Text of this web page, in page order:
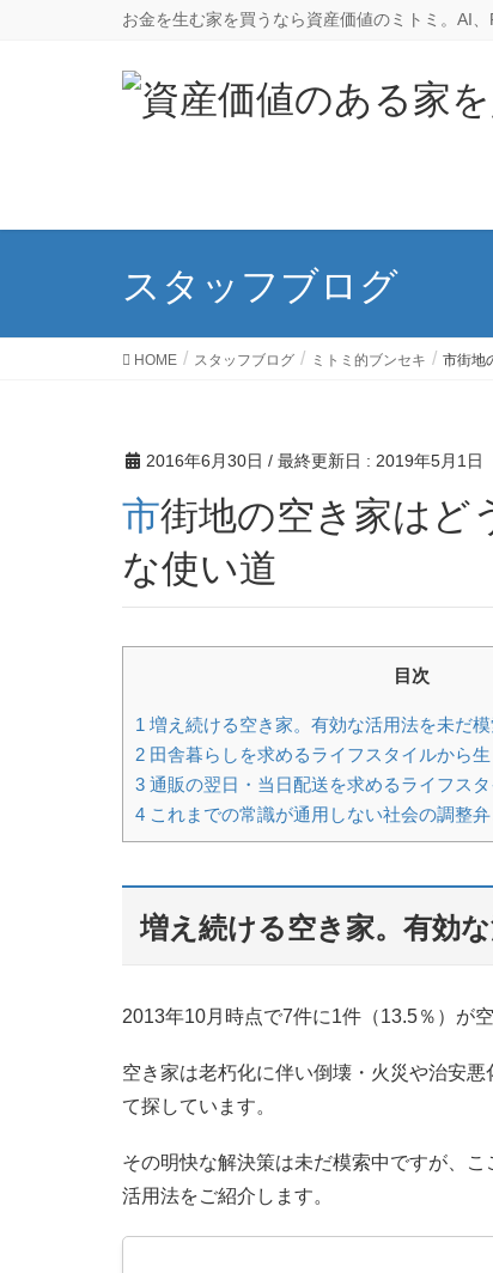
お金を生む家を買うなら資産価値のミトミ。AI
スタッフブログ
HOME スタッフブログ ミトミ的ブンセキ 市街地
2016年6月30日 / 最終更新日 : 2019年5月1日
市街地の空き家はどう活用される？物流不動産という新た
な使い道
目次
1 増え続ける空き家。有効な活用法を未だ模
2 田舎暮らしを求めるライフスタイルから
3 通販の翌日・当日配送を求めるライフス
4 これまでの常識が通用しない社会の調整
増え続ける空き家。有効
2013年10月時点で7件に1件（13.5％）が
空き家は老朽化に伴い倒壊・火災や治安
て探しています。
その明快な解決策は未だ模索中ですが、
活用法をご紹介します。